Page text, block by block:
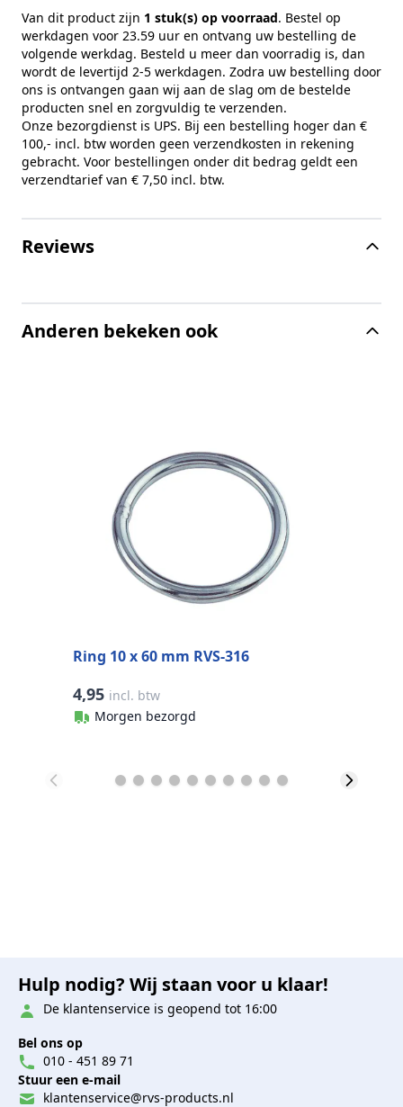
Van dit product zijn 1 stuk(s) op voorraad. Bestel op
werkdagen voor 23.59 uur en ontvang uw bestelling de
volgende werkdag. Besteld u meer dan voorradig is, dan
wordt de levertijd 2-5 werkdagen. Zodra uw bestelling door
ons is ontvangen gaan wij aan de slag om de bestelde
producten snel en zorgvuldig te verzenden.
Onze bezorgdienst is UPS. Bij een bestelling hoger dan €
100,- incl. btw worden geen verzendkosten in rekening
gebracht. Voor bestellingen onder dit bedrag geldt een
verzendtarief van € 7,50 incl. btw.
Reviews
Anderen bekeken ook
Ring 10 x 60 mm RVS-316
4,95 incl. btw
Morgen bezorgd
Hulp nodig? Wij staan voor u klaar!
De klantenservice is geopend tot 16:00
Bel ons op
010 - 451 89 71
Stuur een e-mail
klantenservice@rvs-products.nl